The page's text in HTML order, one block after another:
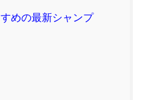
めの最新シャンプ